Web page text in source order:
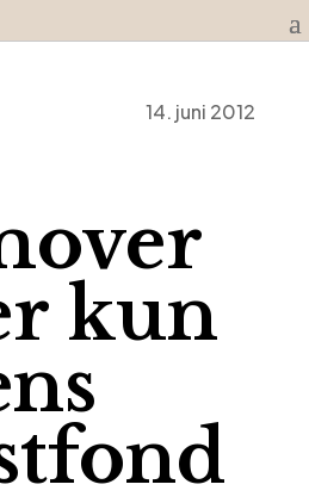
14. juni 2012
kun